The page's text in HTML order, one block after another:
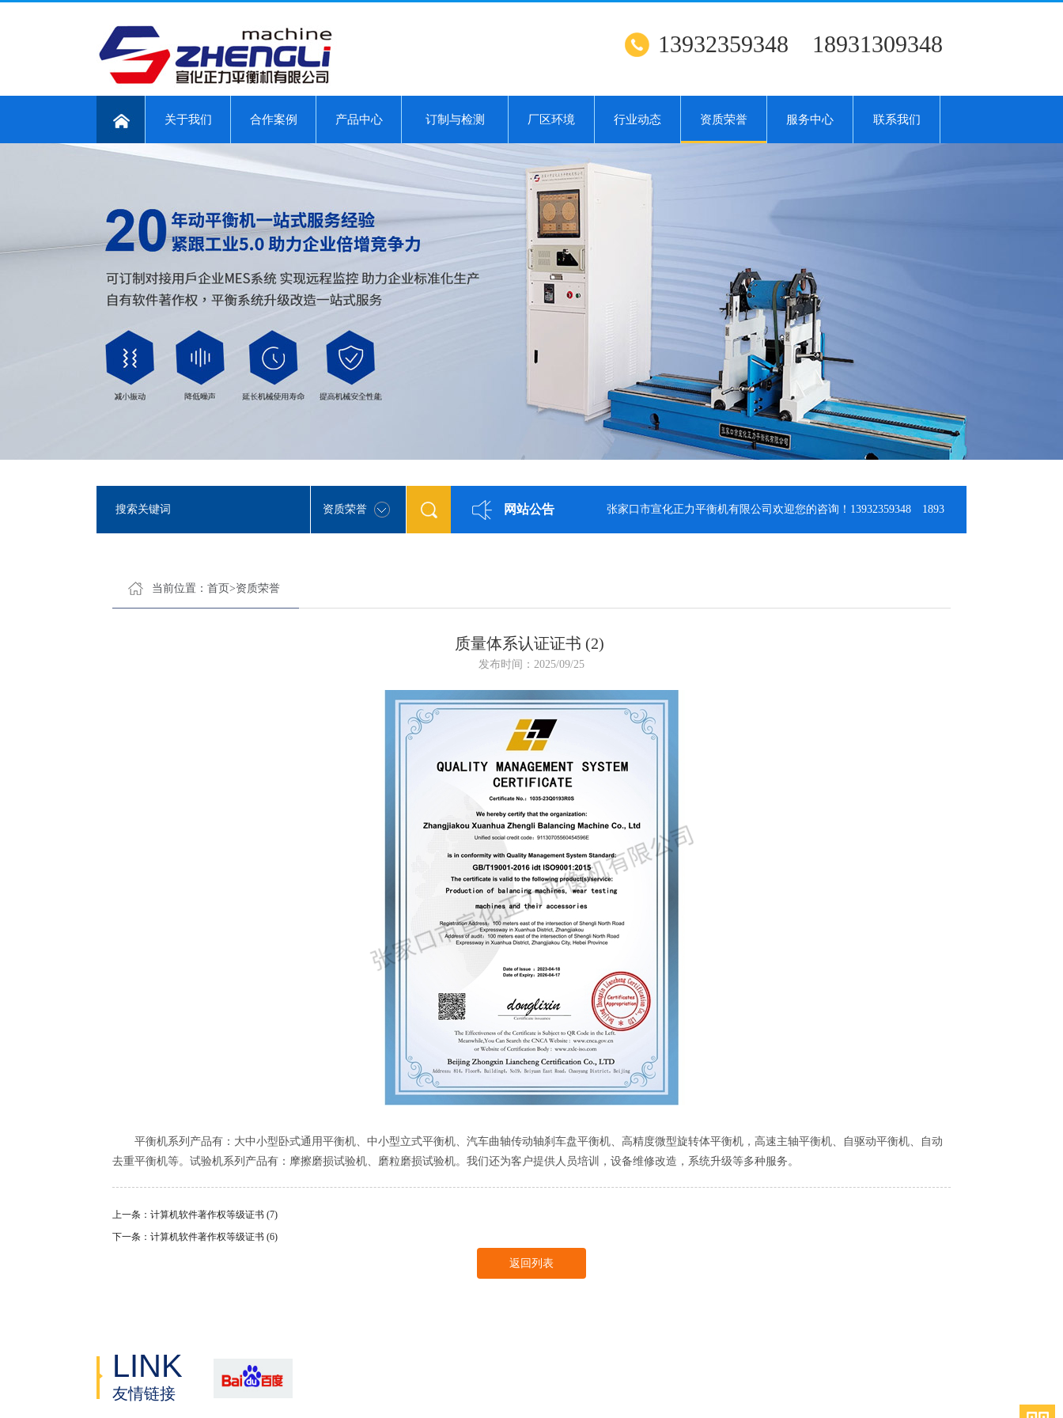
13932359348 18931309348
关于我们 合作案例 产品中心 订制与检测 厂区环境 行业动态 资质荣誉 服务中心 联系我们
资质荣誉 网站公告 张家口市宣化正力平衡机有限公司欢迎您的咨询！13932359348 18931309348
当前位置： 首页>资质荣誉
质量体系认证证书 (2)
发布时间：2025/09/25
平衡机系列产品有：大中小型卧式通用平衡机、中小型立式平衡机、汽车曲轴传动轴刹车盘平衡机、高精度微型旋转体平衡机，高速主轴平衡机、自驱动平衡机、自动
去重平衡机等。试验机系列产品有：摩擦磨损试验机、磨粒磨损试验机。我们还为客户提供人员培训，设备维修改造，系统升级等多种服务。
上一条：计算机软件著作权等级证书 (7)
下一条：计算机软件著作权等级证书 (6)
返回列表
LINK
友情链接